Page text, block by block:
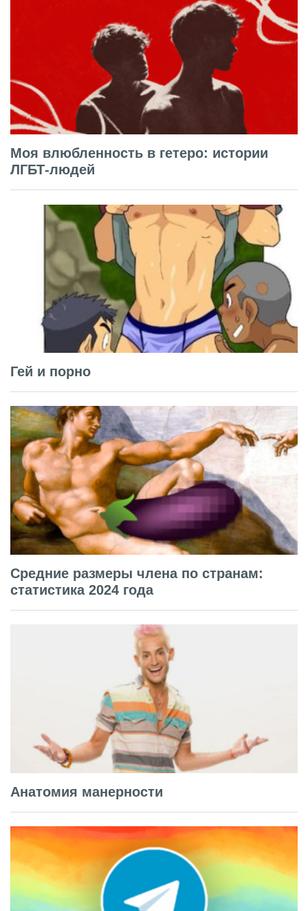
Моя влюбленность в гетеро: истории
ЛГБТ-людей
Гей и порно
Средние размеры члена по странам:
статистика 2024 года
Анатомия манерности